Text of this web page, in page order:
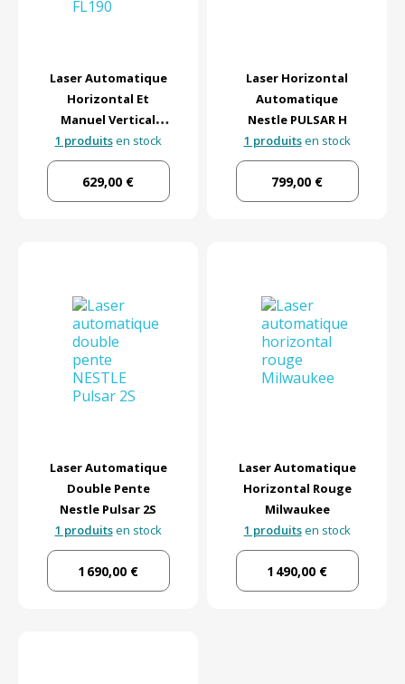
Laser Automatique
Horizontal Et
Manuel Vertical
FL190 Geo Fennel
1 produitsen stock
629,00 €
Laser Horizontal
Automatique
Nestle PULSAR H
1 produitsen stock
799,00 €
Laser Automatique
Double Pente
Nestle Pulsar 2S
1 produitsen stock
1 690,00 €
Laser Automatique
Horizontal Rouge
Milwaukee
1 produitsen stock
1 490,00 €